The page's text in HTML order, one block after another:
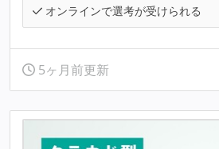
オンラインで選考が受けられる
5ヶ月前更新